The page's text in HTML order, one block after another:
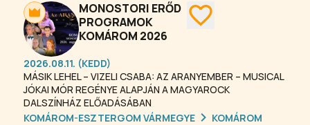
MONOSTORI ERŐD
PROGRAMOK
KOMÁROM 2026
2026.08.11. (KEDD)
MÁSIK LEHEL – VIZELI CSABA: AZ ARANYEMBER – MUSICAL
JÓKAI MÓR REGÉNYE ALAPJÁN A MAGYAROCK
DALSZÍNHÁZ ELŐADÁSÁBAN
KOMÁROM-ESZTERGOM VÁRMEGYE
KOMÁROM